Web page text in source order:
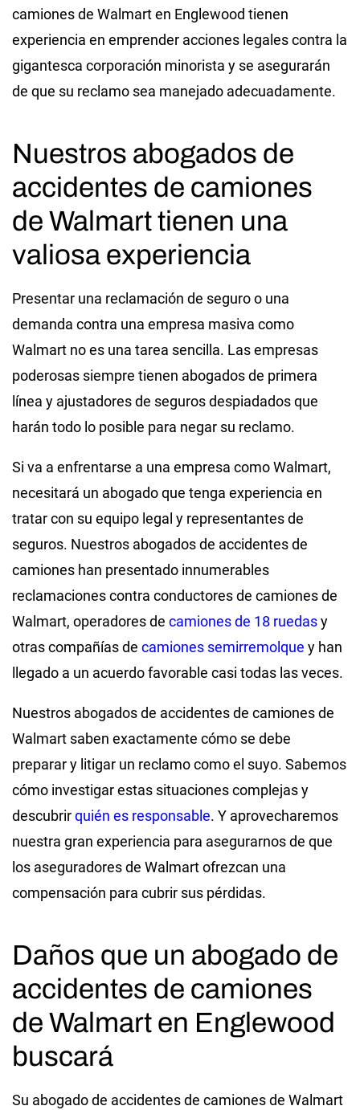
camiones de Walmart en Englewood tienen
experiencia en emprender acciones legales contra la
gigantesca corporación minorista y se asegurarán
de que su reclamo sea manejado adecuadamente.
Nuestros abogados de
accidentes de camiones
de Walmart tienen una
valiosa experiencia
Presentar una reclamación de seguro o una
demanda contra una empresa masiva como
Walmart no es una tarea sencilla. Las empresas
poderosas siempre tienen abogados de primera
línea y ajustadores de seguros despiadados que
harán todo lo posible para negar su reclamo.
Si va a enfrentarse a una empresa como Walmart,
necesitará un abogado que tenga experiencia en
tratar con su equipo legal y representantes de
seguros. Nuestros abogados de accidentes de
camiones han presentado innumerables
reclamaciones contra conductores de camiones de
Walmart, operadores de camiones de 18 ruedasy
otras compañías de camiones semirremolque y han
llegado a un acuerdo favorable casi todas las veces.
Nuestros abogados de accidentes de camiones de
Walmart saben exactamente cómo se debe
preparar y litigar un reclamo como el suyo. Sabemos
cómo investigar estas situaciones complejas y
descubrirquién es responsable. Y aprovecharemos
nuestra gran experiencia para asegurarnos de que
los aseguradores de Walmart ofrezcan una
compensación para cubrir sus pérdidas.
Daños que un abogado de
accidentes de camiones
de Walmart en Englewood
buscará
Su abogado de accidentes de camiones de Walmart